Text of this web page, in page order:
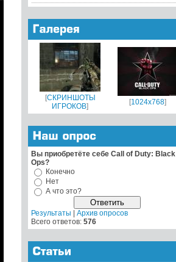
[СКРИНШОТЫ
ИГРОКОВ] [1024x768]
Вы приобретёте себе Call of Duty: Black
Ops?
Конечно
Нет
А что это?
Результаты
Архив опросов
Всего ответов: 576